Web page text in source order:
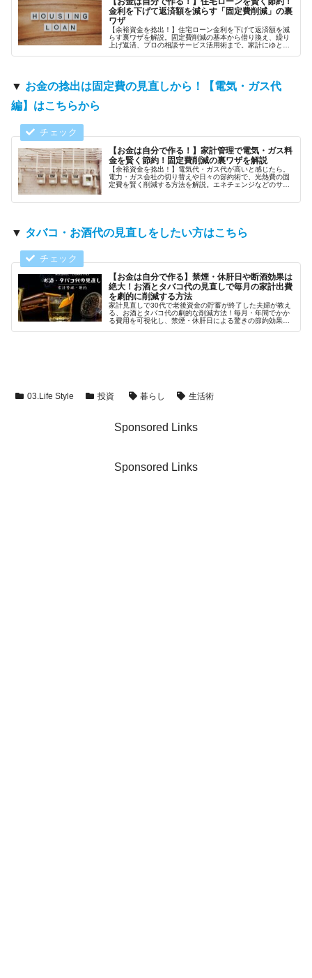
金利を下げて返済額を減らす「固定費削減」の裏
ワザ
【余裕資金を捻出！】住宅ローン金利を下げて返済額を減
らす裏ワザを解説。固定費削減の基本から借り換え、繰り
上げ返済、プロの相談サービス活用術まで。家計にゆとり
▼ お金の捻出は固定費の見直しから！【電気・ガス代
編】 はこちらから
【お金は自分で作る！】家計管理で電気・ガス料
金を賢く節約！固定費削減の裏ワザを解説
【余裕資金を捻出！】電気代・ガス代が高いと感じたら。
電力・ガス会社の切り替えや日々の節約術で、光熱費の固
定費を賢く削減する方法を解説。エネチェンジなどのサー
▼ タバコ・お酒代の見直しをしたい方はこちら
【お金は自分で作る】禁煙・休肝日や断酒効果は
絶大！お酒とタバコ代の見直しで毎月の家計出費
を劇的に削減する方法
家計見直しで30代で老後資金の貯蓄が終了した夫婦が教え
る、お酒とタバコ代の劇的な削減方法！毎月・年間でかか
る費用を可視化し、禁煙・休肝日による驚きの節約効果を
03.Life Style 投資 暮らし 生活術
Sponsored Links
Sponsored Links